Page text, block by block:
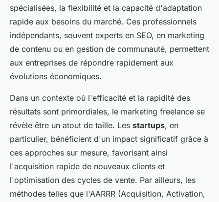
spécialisées, la flexibilité et la capacité d'adaptation
rapide aux besoins du marché. Ces professionnels
indépendants, souvent experts en SEO, en marketing
de contenu ou en gestion de communauté, permettent
aux entreprises de répondre rapidement aux
évolutions économiques.
Dans un contexte où l'efficacité et la rapidité des
résultats sont primordiales, le marketing freelance se
révèle être un atout de taille. Les startups, en
particulier, bénéficient d'un impact significatif grâce à
ces approches sur mesure, favorisant ainsi
l'acquisition rapide de nouveaux clients et
l'optimisation des cycles de vente. Par ailleurs, les
méthodes telles que l'AARRR (Acquisition, Activation,